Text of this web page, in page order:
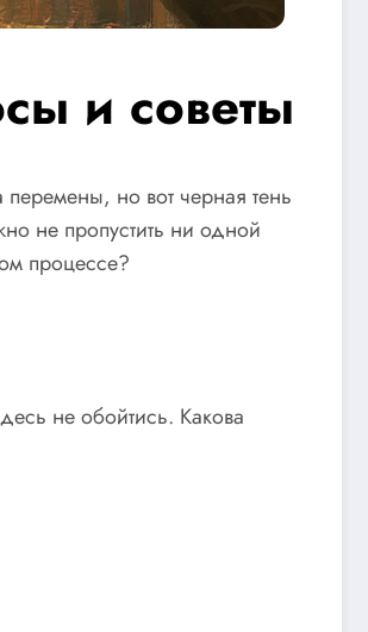
и советы
но вот черная тень
не пропустить ни одной
процессе?
не обойтись. Какова